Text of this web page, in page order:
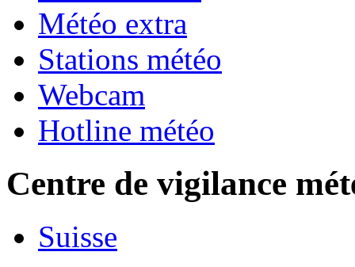
Météo extra
Stations météo
Webcam
Hotline météo
Centre de vigilance
Suisse